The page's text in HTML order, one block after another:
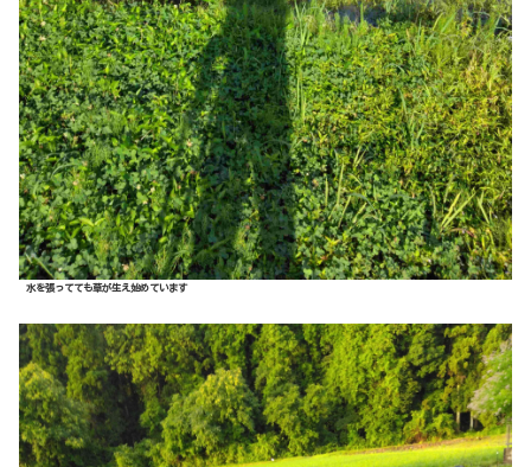
水を張ってても草が生え始めています